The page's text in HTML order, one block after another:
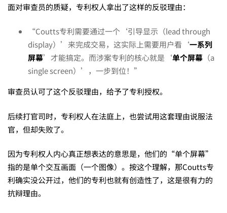
面对审查员的质疑，专利权人拿出了这样的反驳理由：
“Coutts专利需要通过一个‘引导显示（lead through
display）’来完成交易，这实际上需要用户看‘一系列
屏幕’才能搞定。而涉案专利的核心就是‘单个屏幕 （a
single screen）’，一步到位！”
审查员认可了这个反驳理由，给予了专利授权。
后续打官司时，专利权人在法庭上，也尝试用这套理由说服法
官，但却失败了。
因为专利权人内心真正想表达的意思是，他们的“单个屏幕”
指的是单个交互画面（一个图像）。按这个理解，那Coutts专
利确实没公开过，他们的专利也就有创造性了，这是很有力的
抗辩理由。